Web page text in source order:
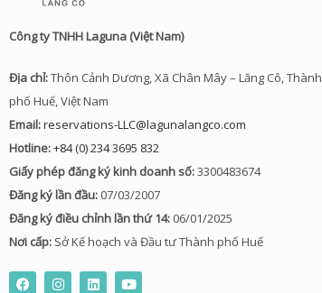
Công ty TNHH Laguna (Việt Nam)
Địa chỉ:Thôn Cảnh Dương, Xã Chân Mây – Lăng Cô, Thành
phố Huế, Việt Nam
Email:reservations-LLC@lagunalangco.com
Hotline:+84 (0) 234 3695 832
Giấy phép đăng ký kinh doanh số:3300483674
Đăng ký lần đầu: 07/03/2007
Đăng ký điều chỉnh lần thứ 14: 06/01/2025
Nơi cấp: Sở Kế hoạch và Đầu tư Thành phố Huế
F I L Y